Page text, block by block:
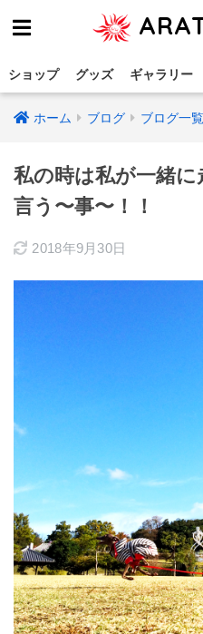
ショップ グッズ ギャラリー
ホーム ブログ ブログ一覧
私の時は私が一緒
言う〜事〜！！
2018年9月30日